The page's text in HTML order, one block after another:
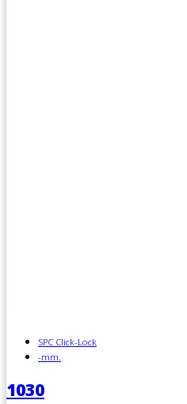
SPC Click-Lock
-mm.
1030